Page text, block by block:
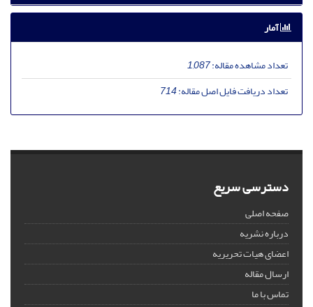
آمار
تعداد مشاهده مقاله:1,087
تعداد دریافت فایل اصل مقاله:714
دسترسی سریع
صفحه اصلی
درباره نشریه
اعضای هیات تحریریه
ارسال مقاله
تماس با ما